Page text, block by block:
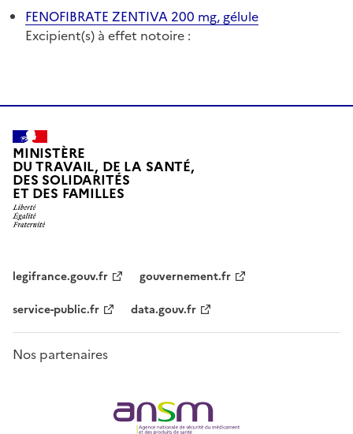
FENOFIBRATE ZENTIVA 200 mg, gélule
Excipient(s) à effet notoire :
MINISTÈRE
DU TRAVAIL, DE LA SANTÉ,
DES SOLIDARITÉS
ET DES FAMILLES
legifrance.gouv.fr
gouvernement.fr
service-public.fr
data.gouv.fr
Nos partenaires